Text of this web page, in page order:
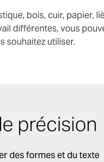
bois, cuir, papier,
différentes, vous
souhaitez utiliser.
précision
des formes et du texte